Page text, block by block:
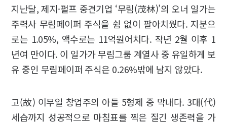
지난달, 제지·펄프 중견기업 ‘무림(茂林)’의 오너 일가는
주력사 무림페이퍼 주식을 쉼 없이 팔아치웠다. 지분으
로는 1.05%, 액수로는 11억원어치다. 작년 2월 이후 1
년여 만이다. 이 일가가 무림그룹 계열사 중 유일하게 보
유 중인 무림페이퍼 주식은 0.26%밖에 남지 않았다.
고(故) 이무일 창업주의 아들 5형제 중 막내다. 3대(代)
세습까지 성공적으로 마침표를 찍은 질긴 생존력을 가